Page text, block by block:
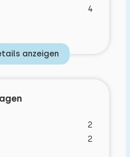
4
anzeigen
2
2